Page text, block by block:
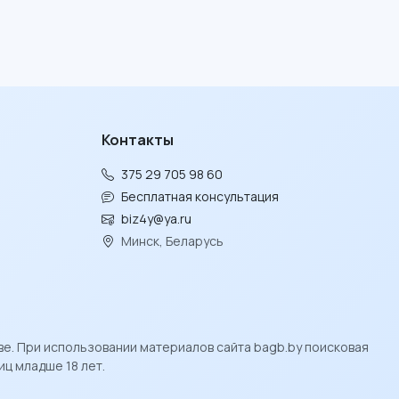
Контакты
375 29 705 98 60
Бесплатная консультация
biz4y@ya.ru
Минск, Беларусь
При использовании материалов сайта bagb.by поисковая
младше 18 лет.